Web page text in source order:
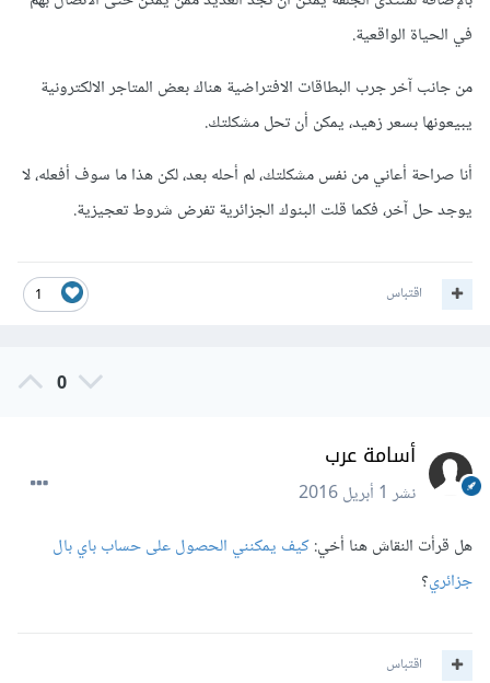
في الحياة الواقعية.
من جانب آخر جرب البطاقات الافتراضية هناك بعض المتاجر الالكترونية
يبيعونها بسعر زهيد، يمكن أن تحل مشكلتك.
أنا صراحة أعاني من نفس مشكلتك، لم أحله بعد، لكن هذا ما سوف أفعله، لا
يوجد حل آخر، فكما قلت البنوك الجزائرية تفرض شروط تعجيزية.
1 اقتباس
0
أسامة عرب
نشر1 أبريل 2016
هل قرأت النقاش هنا أخي:كيف يمكنني الحصول على حساب باي بال
جزائري؟
اقتباس